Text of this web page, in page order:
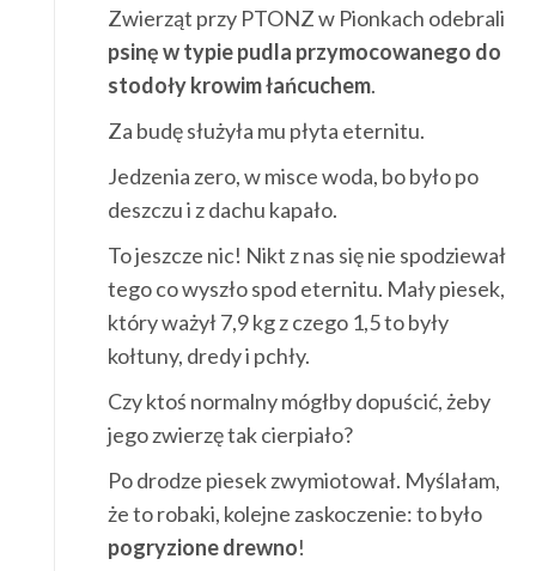
Zwierząt przy PTONZ w Pionkach odebrali
psinę w typie pudla przymocowanego do
stodoły krowim łańcuchem.
Za budę służyła mu płyta eternitu.
Jedzenia zero, w misce woda, bo było po
deszczu i z dachu kapało.
To jeszcze nic! Nikt z nas się nie spodziewał
tego co wyszło spod eternitu. Mały piesek,
który ważył 7,9 kg z czego 1,5 to były
kołtuny, dredy i pchły.
Czy ktoś normalny mógłby dopuścić, żeby
jego zwierzę tak cierpiało?
Po drodze piesek zwymiotował. Myślałam,
że to robaki, kolejne zaskoczenie: to było
pogryzione drewno!